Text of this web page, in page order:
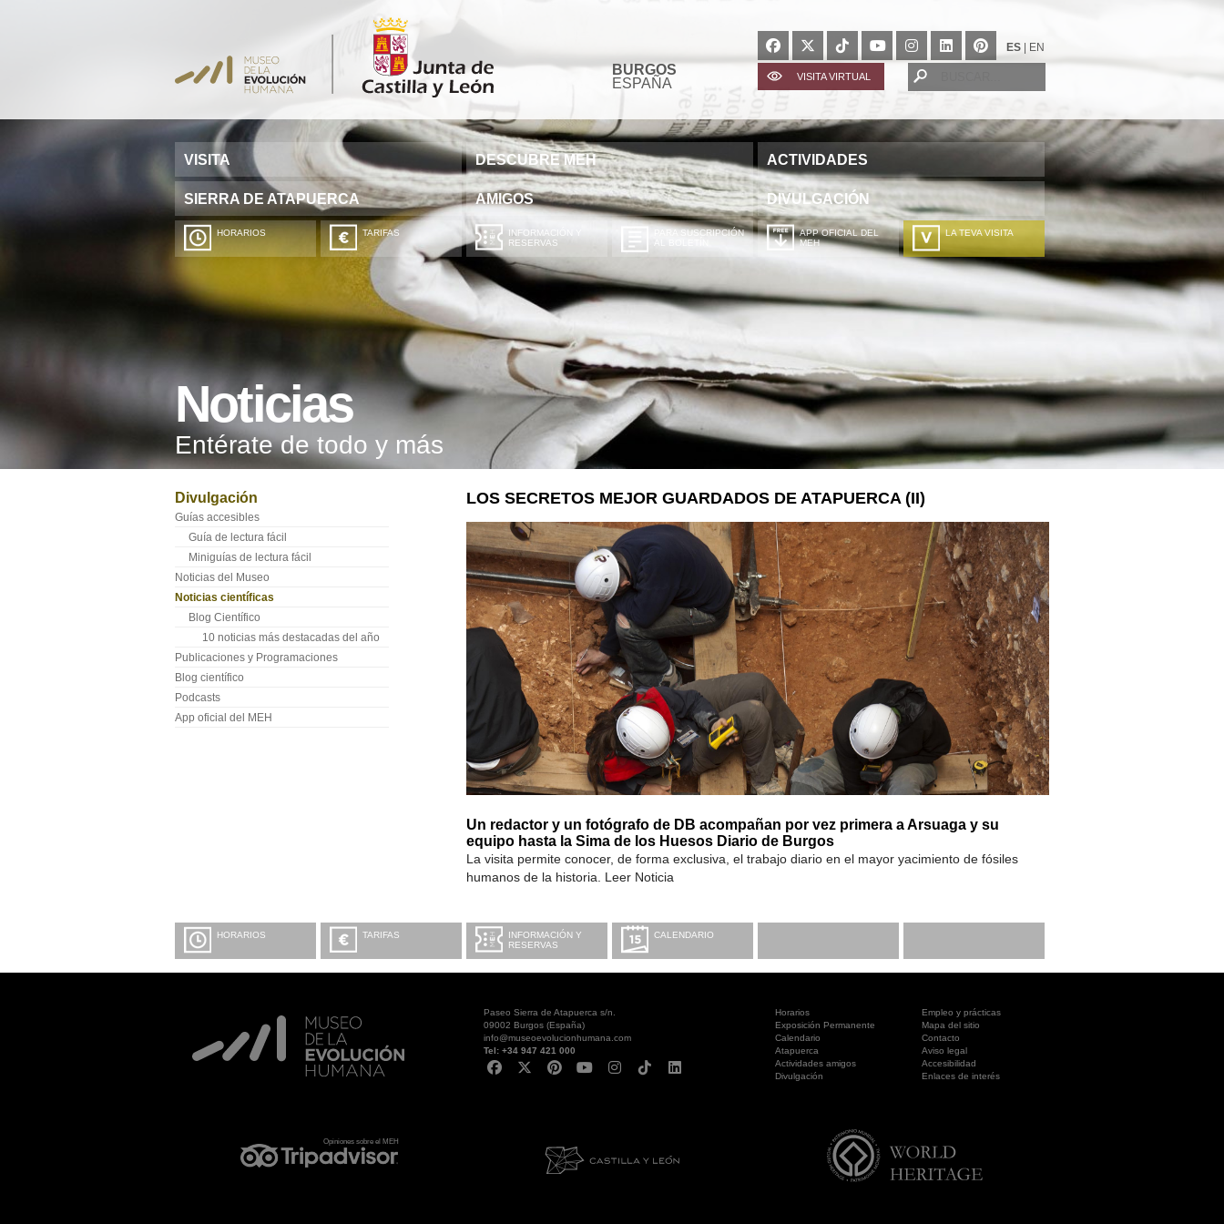
BURGOS
ESPAÑA
ES EN
VISITA VIRTUAL
VISITA DESCUBRE MEH ACTIVIDADES
SIERRA DE ATAPUERCA AMIGOS DIVULGACIÓN
HORARIOS TARIFAS
INFORMACIÓN Y
RESERVAS
PARA SUSCRIPCIÓN
AL BOLETÍN
APP OFICIAL DEL
MEH
LA TEVA VISITA
A TÚA VISITA
ZURE BISITALDIA
DEIN BESUCH
LA VOSTRA VISITA
A SUA VISITA
Noticias
Entérate de todo y más
Divulgación
Guías accesibles
Guía de lectura fácil
Miniguías de lectura fácil
Noticias del Museo
Noticias científicas
Blog Científico
10 noticias más destacadas del año
Publicaciones y Programaciones
Blog científico
Podcasts
App oficial del MEH
LOS SECRETOS MEJOR GUARDADOS DE ATAPUERCA (II)
Un redactor y un fotógrafo de DB acompañan por vez primera a Arsuaga y su
equipo hasta la Sima de los Huesos Diario de Burgos
La visita permite conocer, de forma exclusiva, el trabajo diario en el mayor yacimiento de fósiles
humanos de la historia. Leer Noticia
HORARIOS TARIFAS
INFORMACIÓN Y
RESERVAS
CALENDARIO
Paseo Sierra de Atapuerca s/n.
09002 Burgos (España)
info@museoevolucionhumana.com
Tel: +34 947 421 000
Horarios
Empleo y prácticas
Exposición Permanente
Mapa del sitio
Calendario
Contacto
Atapuerca
Aviso legal
Actividades amigos
Accesibilidad
Divulgación
Enlaces de interés
Opiniones sobre el MEH